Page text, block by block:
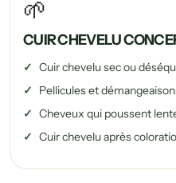
🌱
CUIR CHEVELU
Cuir chevelu sec ou
Pellicules et
Cheveux qui poussent
Cuir chevelu après